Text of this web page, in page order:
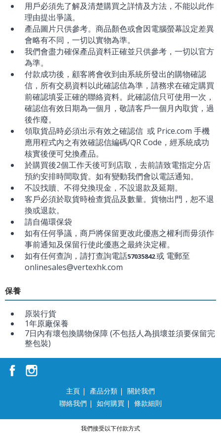
用戶必須先了解及清楚購買之詳情及方法，不能以此作
理由提出爭議。
產品圖片只供參考。商品顏色或會因電腦螢幕設定差異
會略有不同，一切以實物為準。
我們會盡力確保產品資料正確並只供參考，一切以官方
為準。
付款成功後，顧客將會收到由系統所發出的購物確認
信，所有交易資料以此確認信為準，請務求在確定購買
前確認填妥正確的聯絡資料。此確認信只可使用一次，
確認信有效日期為一個月，敬請客戶一個月內取貨，過
後作廢。
領取貨品時必須出示有效之確認信 或 Price.com 手機
應用程式內之有效確認信編碼/QR Code，經系統成功
核實後便可兌換產品。
於購買後2個工作天後可到店取，去前請致電指定分店
預約安排時間取貨。如有變動我們會以電話通知。
不設找贖、不得兌換現金，不設退款及延期。
客戶必須於取貨時檢查貨品及數量。貨物出門，恕不退
換或退款。
請自備環保袋
如有任何爭議，商戶將保留更改此優惠之權利而毋須作
事前通知及保留行使此優惠之最終決定權。
如有任何查詢，請打查詢電話57035842或 電郵至
onlinesales@vertexhk.com
保養
原裝行貨
1年原廠保養
7日內有壞包換購物保障 (不包括人為損壞並須要保留完
整包裝)
主頁 | 產品分類 | 關於我們
聯絡我們 | 如何購買 | 條款細則
我們接受以下付款方式